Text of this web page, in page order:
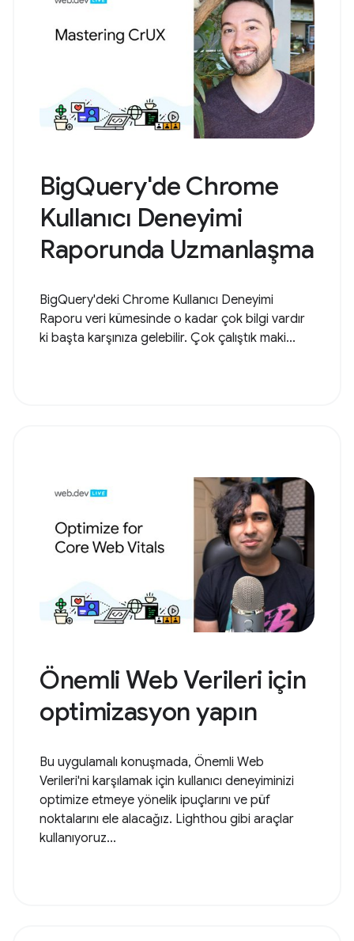
BigQuery'de Chrome
Kullanıcı Deneyimi
Raporunda Uzmanlaşma
BigQuery'deki Chrome Kullanıcı Deneyimi
Raporu veri kümesinde o kadar çok bilgi vardır
ki başta karşınıza gelebilir. Çok çalıştık maki...
Önemli Web Verileri için
optimizasyon yapın
Bu uygulamalı konuşmada, Önemli Web
Verileri'ni karşılamak için kullanıcı deneyiminizi
optimize etmeye yönelik ipuçlarını ve püf
noktalarını ele alacağız. Lighthou gibi araçlar
kullanıyoruz...